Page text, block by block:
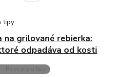
na grilované rebierka:
odpadáva od kosti